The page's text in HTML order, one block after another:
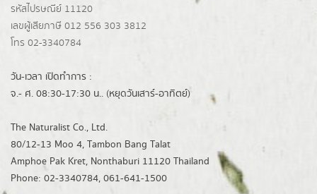
รหัสไปรษณีย์ 11120
เลขผู้เสียภาษี 012 556 303 3812
โทร 02-3340784
วัน-เวลา เปิดทำการ :
จ.- ศ. 08:30-17:30 น.. (หยุดวันเสาร์-อาทิตย์)
The Naturalist Co., Ltd.
80/12-13 Moo 4, Tambon Bang Talat
Amphoe Pak Kret, Nonthaburi 11120 Thailand
Phone: 02-3340784, 061-641-1500